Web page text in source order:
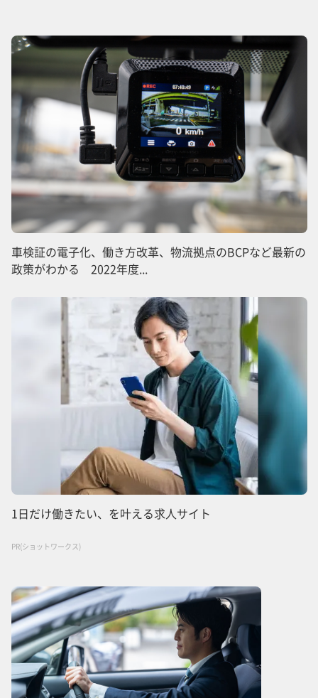
車検証の電子化、働き方改革、物流拠点のBCPなど最新の
政策がわかる 2022年度...
1日だけ働きたい、を叶える求人サイト
PR(ショットワークス)